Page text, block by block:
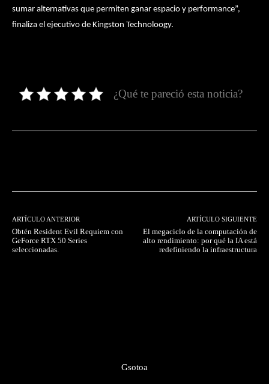
sumar alternativas que permiten ganar espacio y performance”,
finaliza el ejecutivo de Kingston Technoloogy.
¿Qué te pareció esta noticia?
ARTÍCULO ANTERIOR
Obtén Resident Evil Requiem con
GeForce RTX 50 Series
seleccionadas.
ARTÍCULO SIGUIENTE
El megaciclo de la computación de
alto rendimiento: por qué la IA está
redefiniendo la infraestructura
Gsotoa